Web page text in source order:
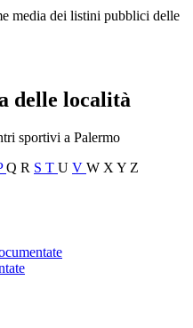
media dei listini pubblici delle
delle località
sportivi a Palermo
Q R S T U V W X Y Z